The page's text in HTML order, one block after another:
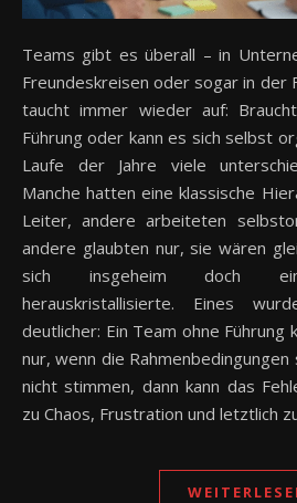
Teams gibt es überall – in Unternehmen, in Projekten, in
Freundeskreisen oder sogar in der
taucht immer wieder auf:
Führung oder kann es sich selbst
Laufe der Jahre viele
Manche hatten eine klassische
Leiter, andere arbeiteten
andere glaubten nur, sie wären
sich insgeheim doch
herauskristallisierte. Eines
deutlicher: Ein Team ohne Führung
nur, wenn die
nicht stimmen, dann kann das
zu Chaos, Frustration und letztlich